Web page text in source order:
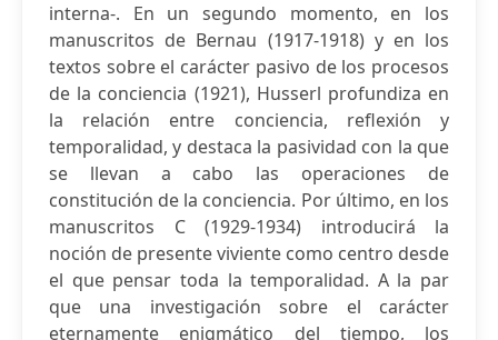
interna-. En un segundo momento, en los
manuscritos de Bernau (1917-1918) y en los
textos sobre el carácter pasivo de los procesos
de la conciencia (1921), Husserl profundiza en
la relación entre conciencia, reflexión y
temporalidad, y destaca la pasividad con la que
se llevan a cabo las operaciones de
constitución de la conciencia. Por último, en los
manuscritos C (1929-1934) introducirá la
noción de presente viviente como centro desde
el que pensar toda la temporalidad. A la par
que una investigación sobre el carácter
eternamente enigmático del tiempo, los